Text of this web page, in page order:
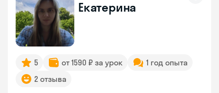
Екатерина
5 от 1590 ₽ за урок
1 год опыта
2 отзыва